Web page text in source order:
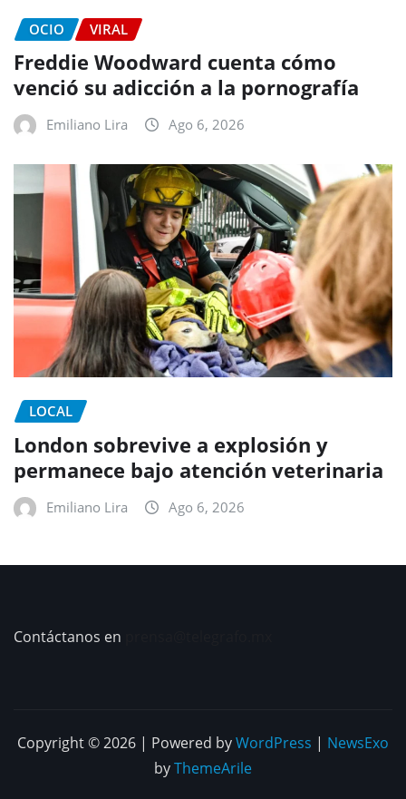
OCIO VIRAL
Freddie Woodward cuenta cómo
venció su adicción a la pornografía
Emiliano Lira Ago 6, 2026
LOCAL
London sobrevive a explosión y
permanece bajo atención veterinaria
Emiliano Lira Ago 6, 2026
Contáctanos en
Copyright © 2026 | Powered byWordPress | NewsExo
byThemeArile